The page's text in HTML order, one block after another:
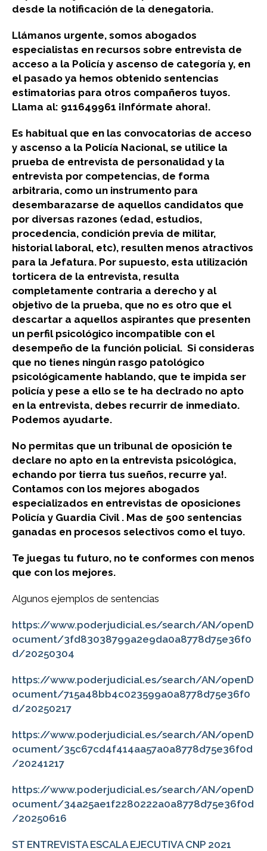
desde la notificación de la denegatoria.
Llámanos urgente, somos abogados
especialistas en recursos sobre entrevista de
acceso a la Policía y ascenso de categoría y, en
el pasado ya hemos obtenido sentencias
estimatorias para otros compañeros tuyos.
Llama al: 911649961 ¡Infórmate ahora!.
Es habitual que en las convocatorias de acceso
y ascenso a la Policía Nacional, se utilice la
prueba de entrevista de personalidad y la
entrevista por competencias, de forma
arbitraria, como un instrumento para
desembarazarse de aquellos candidatos que
por diversas razones (edad, estudios,
procedencia, condición previa de militar,
historial laboral, etc), resulten menos atractivos
para la Jefatura. Por supuesto, esta utilización
torticera de la entrevista, resulta
completamente contraria a derecho y al
objetivo de la prueba, que no es otro que el
descartar a aquellos aspirantes que presenten
un perfil psicológico incompatible con el
desempeño de la función policial. Si consideras
que no tienes ningún rasgo patológico
psicológicamente hablando, que te impida ser
policía y pese a ello se te ha declrado no apto
en la entrevista, debes recurrir de inmediato.
Podemos ayudarte.
No permitas que un tribunal de oposición te
declare no apto en la entrevista psicológica,
echando por tierra tus sueños, recurre ya!.
Contamos con los mejores abogados
especializados en entrevistas de oposiciones
Policía y Guardia Civil . Mas de 500 sentencias
ganadas en procesos selectivos como el tuyo.
Te juegas tu futuro, no te conformes con menos
que con los mejores.
Algunos ejemplos de sentencias
https://www.poderjudicial.es/search/AN/openD
ocument/3fd83038799a2e9da0a8778d75e36f0
d/20250304
https://www.poderjudicial.es/search/AN/openD
ocument/715a48bb4c023599a0a8778d75e36f0
d/20250217
https://www.poderjudicial.es/search/AN/openD
ocument/35c67cd4f414aa57a0a8778d75e36f0d
/20241217
https://www.poderjudicial.es/search/AN/openD
ocument/34a25ae1f2280222a0a8778d75e36f0d
/20250616
ST ENTREVISTA ESCALA EJECUTIVA CNP 2021